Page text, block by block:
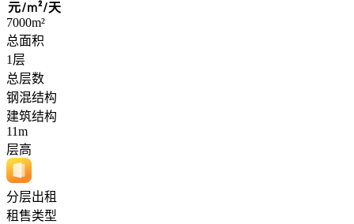
元/m²/天
7000m²
总面积
1层
总层数
钢混结构
建筑结构
11m
层高
分层出租
租售类型